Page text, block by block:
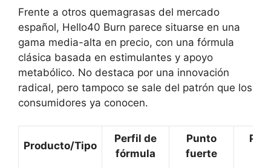
Frente a otros quemagrasas del mercado
español, Hello40 Burn parece situarse en una
gama media-alta en precio, con una fórmula
clásica basada en estimulantes y apoyo
metabólico. No destaca por una innovación
radical, pero tampoco se sale del patrón que los
consumidores ya conocen.
Producto/Tipo
Perfil de
fórmula
Punto
fuerte